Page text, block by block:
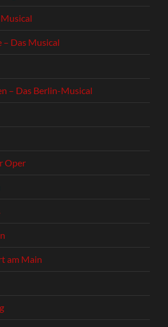
– Das Musical
– Das Berlin-Musical
Oper
am Main